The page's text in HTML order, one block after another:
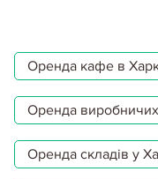
Оренда кафе в
Оренда
Оренда складів у